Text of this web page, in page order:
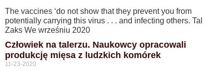
The vaccines ‘do not show that they prevent you from
potentially carrying this virus . . . and infecting others. Tal
Zaks We wrześniu 2020
Człowiek na talerzu. Naukowcy opracowali
produkcję mięsa z ludzkich komórek
11-23-2020